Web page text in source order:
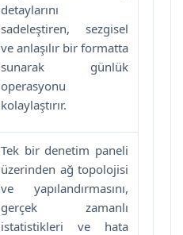
detaylarını
sadeleştiren, sezgisel
ve anlaşılır bir formatta
sunarak günlük
operasyonu
kolaylaştırır.
Tek bir denetim paneli
üzerinden ağ topolojisi
ve yapılandırmasını,
gerçek zamanlı
istatistikleri ve hata